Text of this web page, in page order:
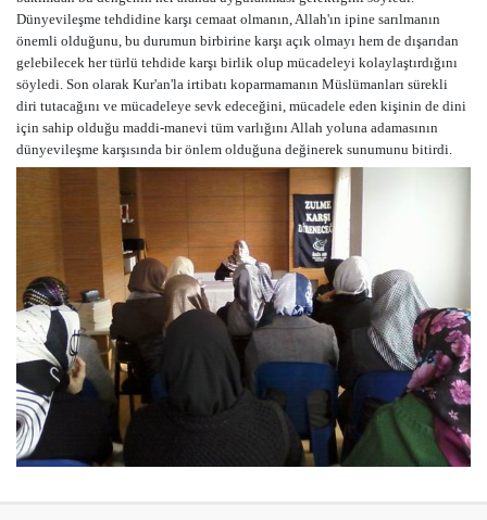
Dünyevileşme tehdidine karşı cemaat olmanın, Allah'ın ipine sarılmanın
önemli olduğunu, bu durumun birbirine karşı açık olmayı hem de dışarıdan
gelebilecek her türlü tehdide karşı birlik olup mücadeleyi kolaylaştırdığını
söyledi. Son olarak Kur'an'la irtibatı koparmamanın Müslümanları sürekli
diri tutacağını ve mücadeleye sevk edeceğini, mücadele eden kişinin de dini
için sahip olduğu maddi-manevi tüm varlığını Allah yoluna adamasının
dünyevileşme karşısında bir önlem olduğuna değinerek sunumunu bitirdi.